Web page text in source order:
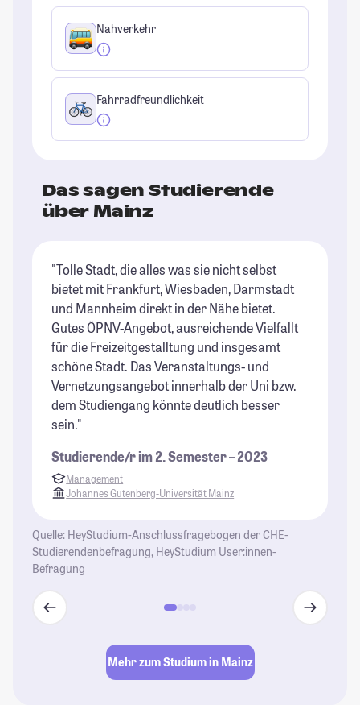
Nahverkehr
Fahrradfreundlichkeit
Das sagen Studierende
über Mainz
"Tolle Stadt, die alles was sie nicht selbst
bietet mit Frankfurt, Wiesbaden, Darmstadt
und Mannheim direkt in der Nähe bietet.
Gutes ÖPNV-Angebot, ausreichende Vielfallt
für die Freizeitgestalltung und insgesamt
schöne Stadt. Das Veranstaltungs- und
Vernetzungsangebot innerhalb der Uni bzw.
dem Studiengang könnte deutlich besser
sein."
Studierende/r im 2. Semester – 2023
Management
Johannes Gutenberg-Universität Mainz
Quelle: HeyStudium-Anschlussfragebogen der CHE-
Studierendenbefragung, HeyStudium User:innen-
Befragung
Mehr zum Studium in Mainz